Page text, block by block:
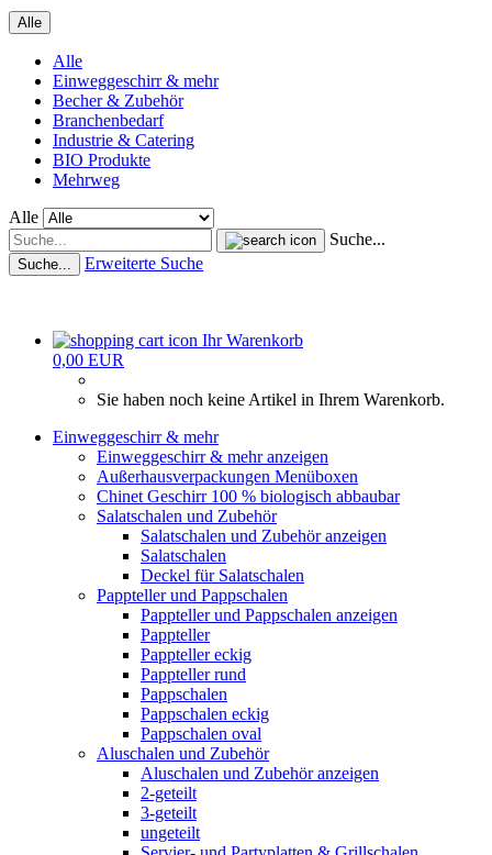
Alle
Alle
Einweggeschirr & mehr
Becher & Zubehör
Branchenbedarf
Industrie & Catering
BIO Produkte
Mehrweg
Alle
Suche...
Suche... Erweiterte Suche
Ihr Warenkorb
0,00 EUR
Sie haben noch keine Artikel in Ihrem Warenkorb.
Einweggeschirr & mehr
Einweggeschirr & mehr anzeigen
Außerhausverpackungen Menüboxen
Chinet Geschirr 100 % biologisch abbaubar
Salatschalen und Zubehör
Salatschalen und Zubehör anzeigen
Salatschalen
Deckel für Salatschalen
Pappteller und Pappschalen
Pappteller und Pappschalen anzeigen
Pappteller
Pappteller eckig
Pappteller rund
Pappschalen
Pappschalen eckig
Pappschalen oval
Aluschalen und Zubehör
Aluschalen und Zubehör anzeigen
2-geteilt
3-geteilt
ungeteilt